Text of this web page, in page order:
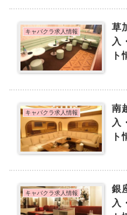
キャバクラ求人情報
草
入
ト
キャバクラ求人情報
南
入
ト
キャバクラ求人情報
銀
入